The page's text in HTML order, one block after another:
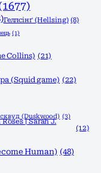
Геллсінґ (Hellsing) (8)
(1)
Collins) (21)
(Squid game) (22)
(Duskwood) (3)
| Sarah J.
(12)
Human) (48)